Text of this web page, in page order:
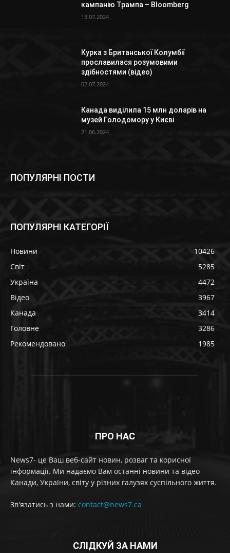
кампанію Трампа – Bloomberg
13.07.2024
Курка з Британської Колумбії
прославилася розумовими
здібностями (відео)
02.07.2024
Канада виділила 15 млн доларів на
музей Голодомору у Києві
21.06.2024
ПОПУЛЯРНІ ПОСТИ
ПОПУЛЯРНІ КАТЕГОРІЇ
Новини
10426
Світ
5285
Україна
4472
Відео
3967
Канада
3414
Головне
3286
Рекомендовано
1985
ПРО НАС
News7- це Ваш веб-сайт новин, розваг та корисної
інформації. Ми надаємо Вам останні новини та відео
Канади, України, світу у різних галузях суспільного життя.
Зв'язатись з нами: contact@news7.ca
СЛІДКУЙ ЗА НАМИ